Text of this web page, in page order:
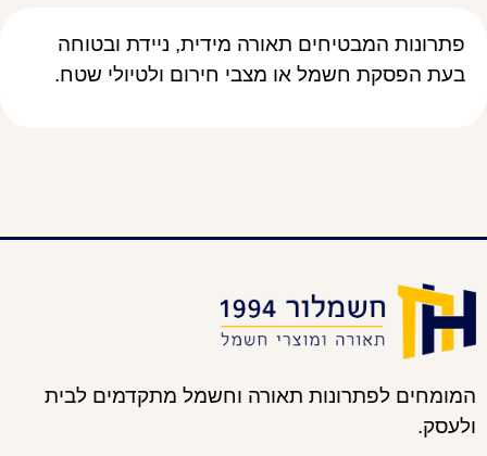
פתרונות המבטיחים תאורה מידית, ניידת ובטוחה
בעת הפסקת חשמל או מצבי חירום ולטיולי שטח.
המומחים לפתרונות תאורה וחשמל מתקדמים לבית
ולעסק.